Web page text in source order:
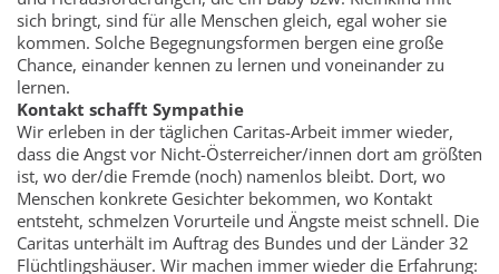
sich bringt, sind für alle Menschen gleich, egal woher sie
kommen. Solche Begegnungsformen bergen eine große
Chance, einander kennen zu lernen und voneinander zu
lernen.
Kontakt schafft Sympathie
Wir erleben in der täglichen Caritas-Arbeit immer wieder,
dass die Angst vor Nicht-Österreicher/innen dort am größten
ist, wo der/die Fremde (noch) namenlos bleibt. Dort, wo
Menschen konkrete Gesichter bekommen, wo Kontakt
entsteht, schmelzen Vorurteile und Ängste meist schnell. Die
Caritas unterhält im Auftrag des Bundes und der Länder 32
Flüchtlingshäuser. Wir machen immer wieder die Erfahrung: